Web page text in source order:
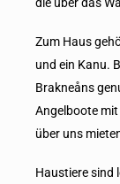
Zum Haus
und ein Kanu.
Brakneåns
Angelboote
über uns
Haustiere sind